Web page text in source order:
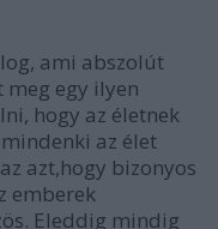
ami abszolút
egy ilyen
hogy az életnek
az élet
azt,hogy bizonyos
emberek
Eleddig mindig